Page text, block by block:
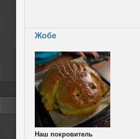
Жобе
Наш покровитель